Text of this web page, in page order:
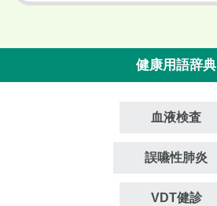
健康用語辞典
血液検査
誤嚥性肺炎
VDT健診